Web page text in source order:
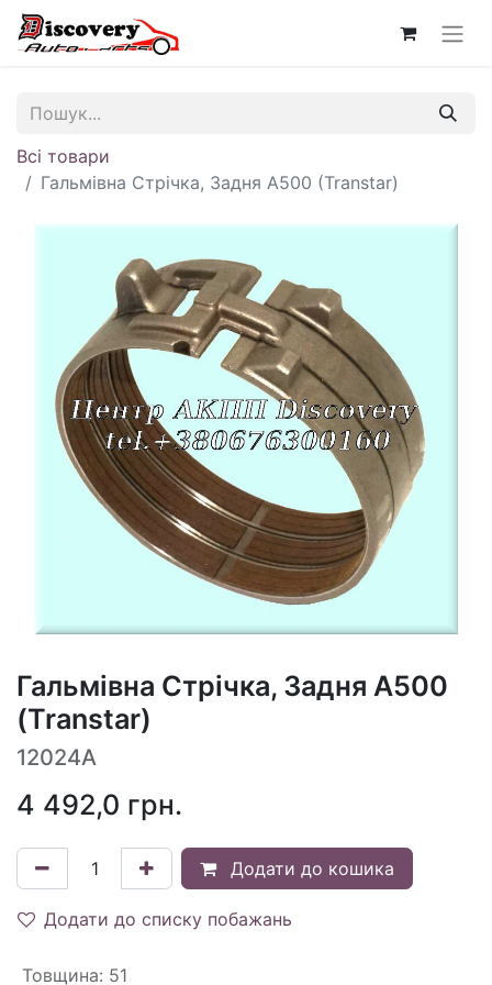
Всі товари
Гальмівна Стрічка, Задня A500 (Transtar)
Гальмівна Стрічка, Задня A500
(Transtar)
12024A
4 492,0 грн.
Додати до кошика
Додати до списку побажань
Товщина: 51